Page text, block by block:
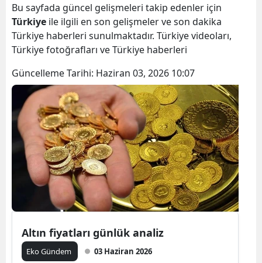
Bu sayfada güncel gelişmeleri takip edenler için
Türkiye ile ilgili en son gelişmeler ve son dakika
Türkiye haberleri sunulmaktadır. Türkiye videoları,
Türkiye fotoğrafları ve Türkiye haberleri
Güncelleme Tarihi: Haziran 03, 2026 10:07
Altın fiyatları günlük analiz
Eko Gündem 03 Haziran 2026